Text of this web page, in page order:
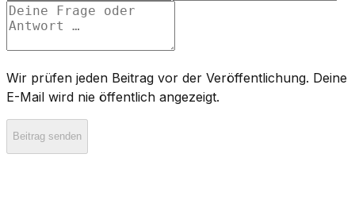
Wir prüfen jeden Beitrag vor der Veröffentlichung. Deine
E-Mail wird nie öffentlich angezeigt.
Beitrag senden